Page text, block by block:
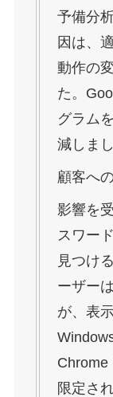
予備分
因は、
動作の
た。
グラム
減しまし
顧客へ
影響を
スワー
見つけ
ーザー
が、表
Chrome
限定さ